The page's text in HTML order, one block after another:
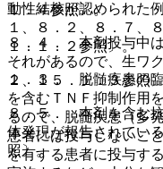
１．４参照〕。
８．４． 本剤投与中
それがあるので、生ワ
２、１５．１．３参照
８．５． 本剤を含む
体発現が報告されてい
照〕。
動性結核が認められた
１、８．２、８．７、
１．１．２参照〕。
１．３． 脱髄疾患の
を含むＴＮＦ抑制作用
るので、脱髄疾患（多
患者には投与しないこ
を有する患者に投与す